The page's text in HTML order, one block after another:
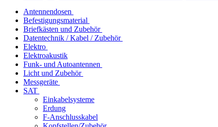
Antennendosen
Befestigungsmaterial
Briefkästen und Zubehör
Datentechnik / Kabel / Zubehör
Elektro
Elektroakustik
Funk- und Autoantennen
Licht und Zubehör
Messgeräte
SAT
Einkabelsysteme
Erdung
F-Anschlusskabel